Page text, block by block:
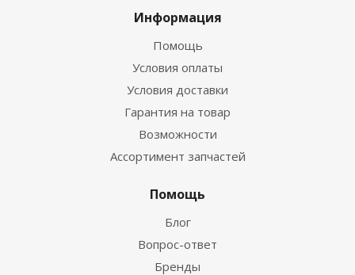
Информация
Помощь
Условия оплаты
Условия доставки
Гарантия на товар
Возможности
Ассортимент запчастей
Помощь
Блог
Вопрос-ответ
Бренды